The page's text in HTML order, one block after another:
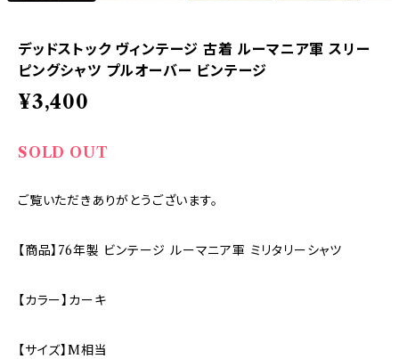
デッドストック ヴィンテージ 古着 ルーマニア軍 スリー
ピングシャツ プルオーバー ビンテージ
¥3,400
SOLD OUT
ご覧いただきありがとうございます。
【商品】76年製 ビンテージ ルーマニア軍 ミリタリーシャツ
【カラー】カーキ
【サイズ】M相当